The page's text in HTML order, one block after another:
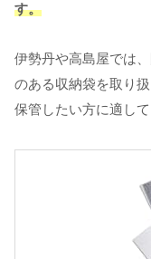
す。
伊勢丹や高島屋では
のある収納袋を取り
保管したい方に適して